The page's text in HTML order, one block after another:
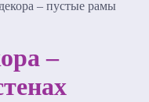
– пустые рамы
–